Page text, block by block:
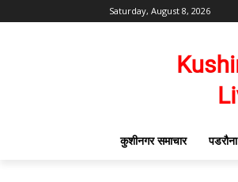
Saturday, August 8, 2026
कुशीनगर समाचार पडरौना